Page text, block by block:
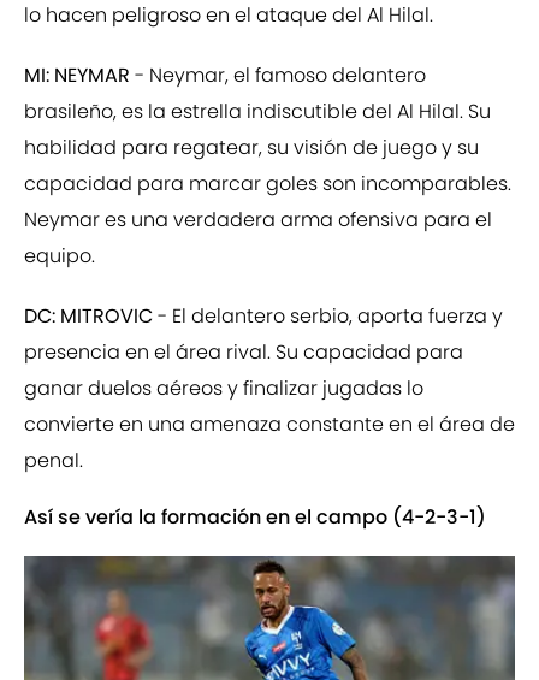
lo hacen peligroso en el ataque del Al Hilal.
MI: NEYMAR - Neymar, el famoso delantero
brasileño, es la estrella indiscutible del Al Hilal. Su
habilidad para regatear, su visión de juego y su
capacidad para marcar goles son incomparables.
Neymar es una verdadera arma ofensiva para el
equipo.
DC: MITROVIC- El delantero serbio, aporta fuerza y
presencia en el área rival. Su capacidad para
ganar duelos aéreos y finalizar jugadas lo
convierte en una amenaza constante en el área de
penal.
Así se vería la formación en el campo (4-2-3-1)